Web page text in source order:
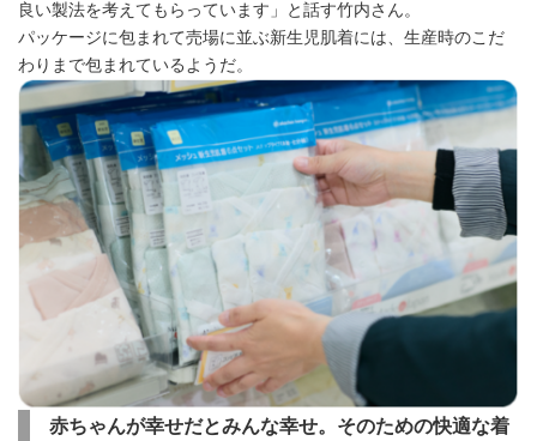
良い製法を考えてもらっています」と話す竹内さん。
パッケージに包まれて売場に並ぶ新生児肌着には、生産時のこだ
わりまで包まれているようだ。
赤ちゃんが幸せだとみんな幸せ。そのための快適な着